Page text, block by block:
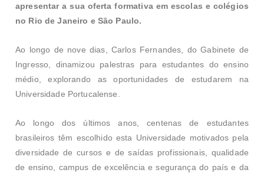
apresentar a sua oferta formativa em escolas e colégios
no Rio de Janeiro e São Paulo.
Ao longo de nove dias, Carlos Fernandes, do Gabinete de
Ingresso, dinamizou palestras para estudantes do ensino
médio, explorando as oportunidades de estudarem na
Universidade Portucalense.
Ao longo dos últimos anos, centenas de estudantes
brasileiros têm escolhido esta Universidade motivados pela
diversidade de cursos e de saídas profissionais, qualidade
de ensino, campus de excelência e segurança do país e da